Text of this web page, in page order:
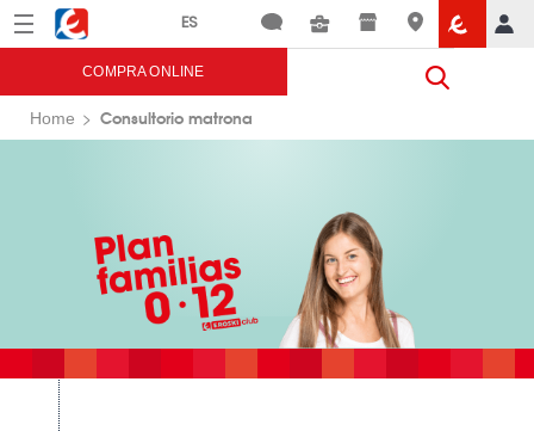
Menú Eroski
COMPRA ONLINE
Home Consultorio matrona